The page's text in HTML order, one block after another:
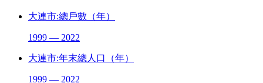
大連市:總戶數（年）
1999 — 2022
大連市:年末總人口（年）
1999 — 2022